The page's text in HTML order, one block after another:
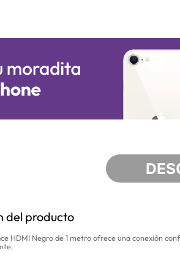
del producto
HDMI Negro de 1 metro ofrece una conexión